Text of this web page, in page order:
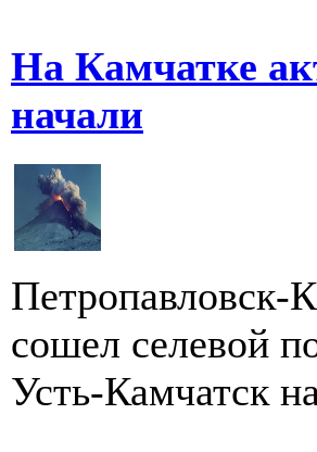
На Камчатке
начали
Петропавловск-
сошел селевой
Усть-Камчатск